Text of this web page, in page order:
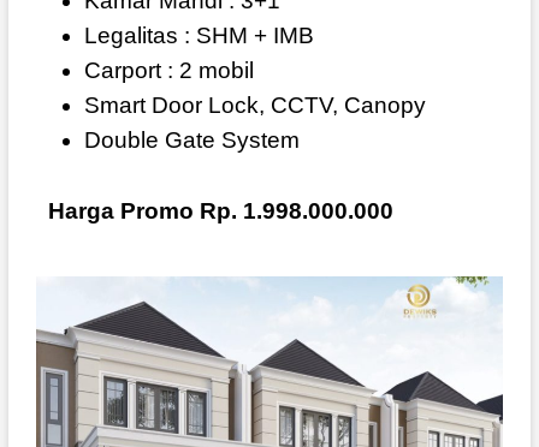
Legalitas : SHM + IMB
Carport : 2 mobil
Smart Door Lock, CCTV, Canopy
Double Gate System
Harga Promo Rp. 1.998.000.000